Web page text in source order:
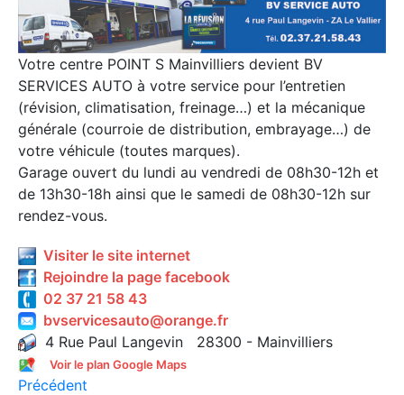
Votre centre POINT S Mainvilliers devient BV
SERVICES AUTO à votre service pour l’entretien
(révision, climatisation, freinage…) et la mécanique
générale (courroie de distribution, embrayage…) de
votre véhicule (toutes marques).
Garage ouvert du lundi au vendredi de 08h30-12h et
de 13h30-18h ainsi que le samedi de 08h30-12h sur
rendez-vous.
Visiter le site internet
Rejoindre la page facebook
02 37 21 58 43
bvservicesauto@orange.fr
4 Rue Paul Langevin 28300 - Mainvilliers
Voir le plan Google Maps
Précédent